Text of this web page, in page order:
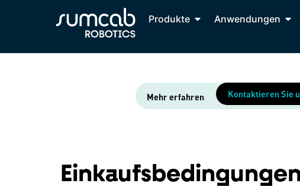
Produkte Anwendungen
Mehr erfahren Kontaktieren Sie